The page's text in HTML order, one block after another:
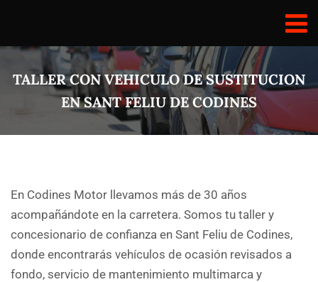
TALLER CON VEHICULO DE SUSTITUCION
EN SANT FELIU DE CODINES
En Codines Motor llevamos más de 30 años
acompañándote en la carretera. Somos tu taller y
concesionario de confianza en Sant Feliu de Codines,
donde encontrarás vehículos de ocasión revisados a
fondo, servicio de mantenimiento multimarca y